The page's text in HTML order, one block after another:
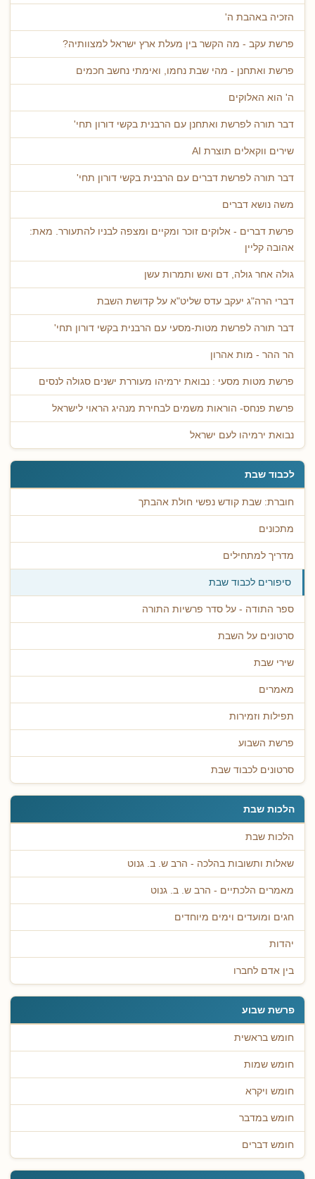
הזכיה באהבת ה'
פרשת עקב - מה הקשר בין מעלת ארץ ישראל למצוותיה?
פרשת ואתחנן - מהי שבת נחמו, ואימתי נחשב חכמים
ה' הוא האלוקים
דבר תורה לפרשת ואתחנן עם הרבנית בקשי דורון תחי'
שירים ווקאלים תוצרת AI
דבר תורה לפרשת דברים עם הרבנית בקשי דורון תחי'
משה נושא דברים
פרשת דברים - אלוקים זוכר ומקיים ומצפה לבניו להתעורר. מאת:
אהובה קליין
גולה אחר גולה, דם ואש ותמרות עשן
דברי הרה"ג יעקב עדס שליט"א על קדושת השבת
דבר תורה לפרשת מטות-מסעי עם הרבנית בקשי דורון תחי'
הר ההר - מות אהרון
פרשת מטות מסעי : נבואת ירמיהו מעוררת ישנים סגולה לנסים
פרשת פנחס- הוראות משמים לבחירת מנהיג הראוי לישראל
נבואת ירמיהו לעם ישראל
לכבוד שבת
חוברת: שבת קודש נפשי חולת אהבתך
מתכונים
מדריך למתחילים
סיפורים לכבוד שבת
ספר התודה - על סדר פרשיות התורה
סרטונים על השבת
שירי שבת
מאמרים
תפילות וזמירות
פרשת השבוע
סרטונים לכבוד שבת
הלכות שבת
הלכות שבת
שאלות ותשובות בהלכה - הרב ש. ב. גנוט
מאמרים הלכתיים - הרב ש. ב. גנוט
חגים ומועדים וימים מיוחדים
יהדות
בין אדם לחברו
פרשת שבוע
חומש בראשית
חומש שמות
חומש ויקרא
חומש במדבר
חומש דברים